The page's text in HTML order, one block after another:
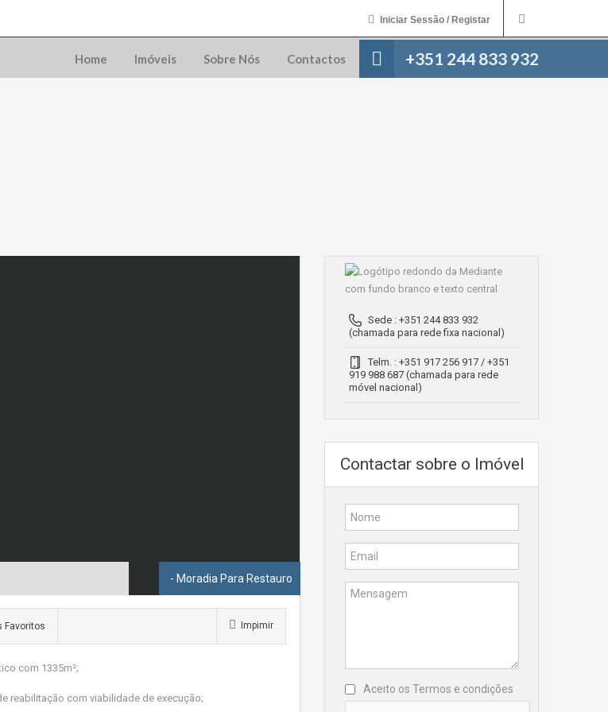
Iniciar Sessão / Registar
+351 244 833 932
Home Imóveis Sobre Nós Contactos
- Moradia Para Restauro
Favoritos Impimir
com 1335m²;
reabilitação com viabilidade de execução;
Sede : +351 244 833 932
(chamada para rede fixa nacional)
Telm. : +351 917 256 917 / +351
919 988 687 (chamada para rede
móvel nacional)
Contactar sobre o Imóvel
Aceito os Termos e condições